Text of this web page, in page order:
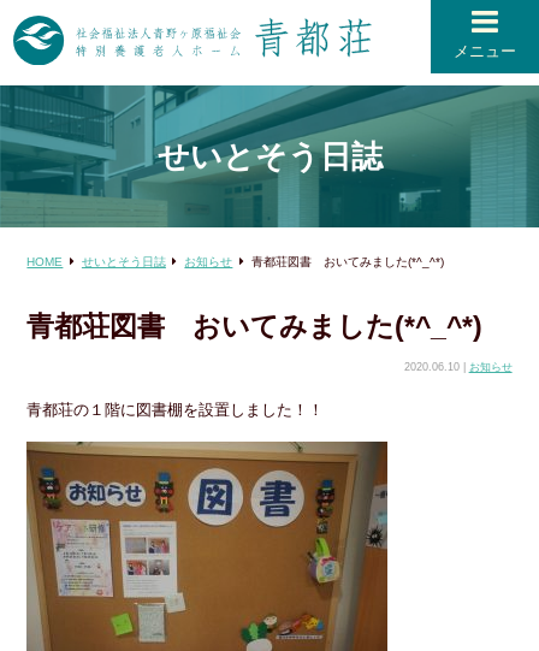
メニュー
せいとそう日誌
HOME せいとそう日誌 お知らせ 青都荘図書 おいてみました(*^_^*)
青都荘図書 おいてみました(*^_^*)
2020.06.10 | お知らせ
青都荘の１階に図書棚を設置しました！！